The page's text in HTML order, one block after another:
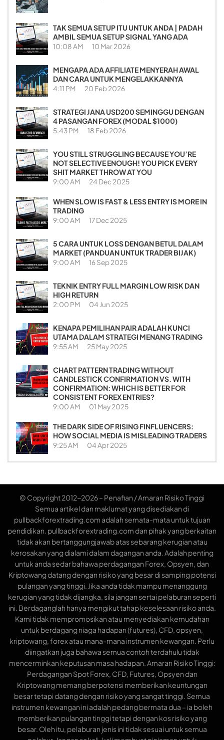
TAK SEMUA SETUP ITU UNTUK ANDA | PADAH
AMBIL SEMUA SETUP SIGNAL YANG ADA
10:08 AM 10 Mar 2026
MENGAPA ADA AFFILIATE MENYERAH AWAL
DAN CARA UNTUK MENGELAKKANNYA
4:11 PM 20 Feb 2026
STRATEGI JANA USD200 SEMINGGU DENGAN
4 PASANGAN FOREX (MODAL $1000)
5:43 PM 18 Feb 2026
YOU STILL STRUGGLING BECAUSE YOU’RE
NOT SELECTIVE ENOUGH! YOU PICK EVERY
SHIT MARKET THROW AT YOU
9:00 AM 24 Dec 2025
WHEN SLOW IS FAST & LESS ENTRY IS MORE IN
TRADING
9:00 AM 17 Dec 2025
5 CARA UNTUK LOSS DENGAN BETUL DALAM
MARKET (PANDUAN UNTUK TRADER BIJAK)
9:00 AM 16 Sep 2025
TEKNIK ENTRY FULL MARGIN LOW RISK DAN
HIGH RETURN
2:00 PM 04 Jun 2025
KENAPA PEMILIHAN PAIR ADALAH KUNCI
UTAMA DALAM STRATEGI MENANG TRADING
9:55 AM 25 May 2025
CHART PATTERN TRADING WITHOUT
CANDLESTICK CONFIRMATION VS. WITH
CONFIRMATION: WHICH IS BETTER FOR
CONSISTENT FOREX ENTRIES?
9:00 AM 01 May 2025
THE DARK SIDE OF RISING FINFLUENCERS:
HOW SOCIAL MEDIA IS MISLEADING TRADERS
9:25 AM 04 Apr 2025
© Copyright 2012~2026 – Penafian / Amaran Risiko Tinggi
Semua artikel dan maklumat yang disediakan di
pullbackforextrading.com adalah semata-mata untuk tujuan
pendidikan. pullbackforextrading.com dan pihak yang berkaitan
tidak akan bertanggungjawab atas sebarang kerugian atau
kerosakan yang dialami dalam dagangan anda. Adalah penting
untuk anda sedar bahawa perdagangan Forex, Opsyen, dan
Kriptowang datang dengan risiko yang besar di samping potensi
pulangan yang tinggi. Jika anda tidak mampu menanggung
kerugian yang tidak dijangka, sila jangan sertai pelaburan seperti
ini. Berdaganglah hanya mengikut tahap keselesaan risiko anda.
Kami tidak mempromosikan atau menyediakan kemudahan
untuk berdagang niaga hadapan (futures), CFD, opsyen,
kriptowang, forex atau mana-mana instrumen kewangan. Perlu
diingatkan juga bahawa semua contoh terdahulu tidak
mencerminkan keputusan masa hadapan. Amaran Risiko Tinggi:
Perdagangan Spot Forex, CFD, Futures, Opsyen dan
Kriptowang memang berpotensi memberikan keuntungan
besar tetapi datang dengan risiko yang sangat tinggi. Semua
instrumen kewangan ini adalah pedang bermata dua – ia boleh
memberikan pulangan tinggi tetapi dengan kos risiko yang
besar. Oleh itu, pelaburan jenis ini tidak sesuai untuk semua